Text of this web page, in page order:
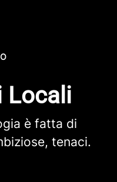
Locali
è fatta di
tenaci.